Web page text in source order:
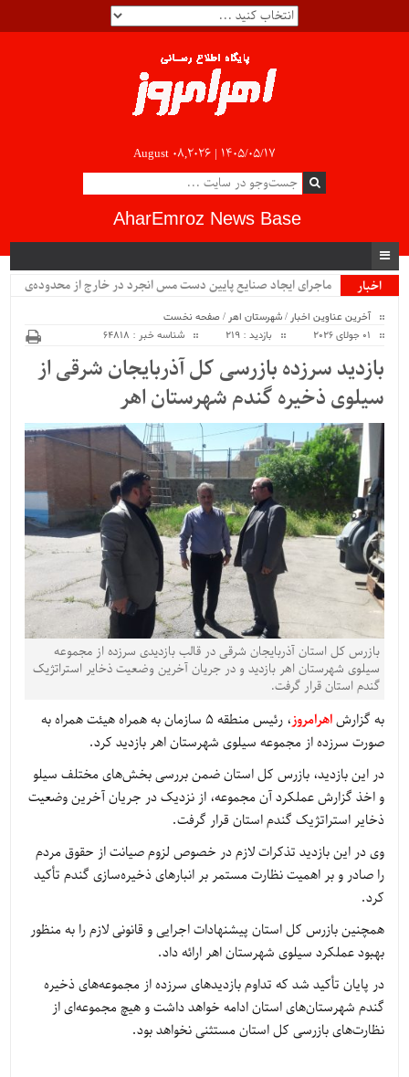
August 08,2026 | ۱۴۰۵/۰۵/۱۷
AharEmroz News Base
اخبار
ماجرای ایجاد صنایع پایین دست مس انجرد در خارج از محدوده‌ی
آخرین عناوین اخبار /شهرستان اهر /صفحه نخست
بازدید : 219 شناسه خبر : 64818
بازدید سرزده بازرسی کل آذربایجان شرقی از
سیلوی ذخیره گندم شهرستان اهر
بازرس کل استان آذربایجان شرقی در قالب بازدیدی سرزده از مجموعه
سیلوی شهرستان اهر بازدید و در جریان آخرین وضعیت ذخایر استراتژیک
گندم استان قرار گرفت.
به گزارشاهرامروز
، رئیس منطقه ۵ سازمان به همراه هیئت همراه به
صورت سرزده از مجموعه سیلوی شهرستان اهر بازدید کرد.
در این بازدید، بازرس کل استان ضمن بررسی بخش‌های مختلف سیلو
و اخذ گزارش عملکرد آن مجموعه، از نزدیک در جریان آخرین وضعیت
ذخایر استراتژیک گندم استان قرار گرفت.
وی در این بازدید تذکرات لازم در خصوص لزوم صیانت از حقوق مردم
را صادر و بر اهمیت نظارت مستمر بر انبارهای ذخیره‌سازی گندم تأکید
کرد.
همچنین بازرس کل استان پیشنهادات اجرایی و قانونی لازم را به منظور
بهبود عملکرد سیلوی شهرستان اهر ارائه داد.
در پایان تأکید شد که تداوم بازدیدهای سرزده از مجموعه‌های ذخیره
گندم شهرستان‌های استان ادامه خواهد داشت و هیچ مجموعه‌ای از
نظارت‌های بازرسی کل استان مستثنی نخواهد بود.